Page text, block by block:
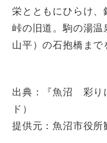
栄とともにひらけ、
峠の旧道。駒の湯温
山平）の石抱橋まで
出典：『魚沼 彩り
ド）
提供元：魚沼市役所